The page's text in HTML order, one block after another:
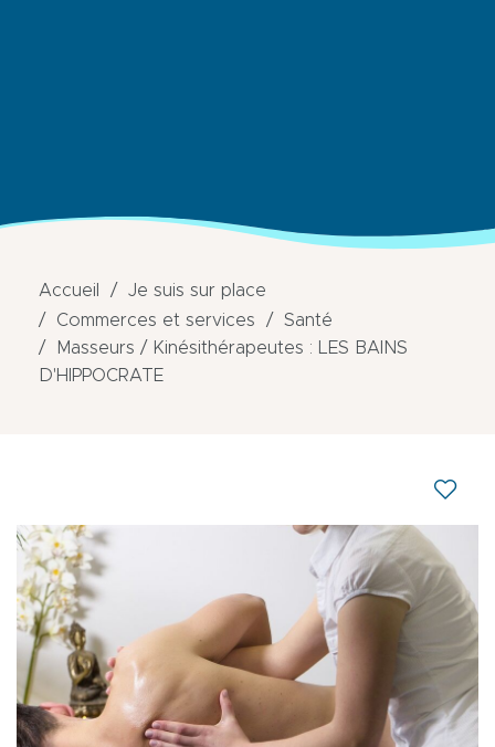
Accueil
Je suis sur place
Commerces et services
Santé
Masseurs / Kinésithérapeutes : LES BAINS
D'HIPPOCRATE